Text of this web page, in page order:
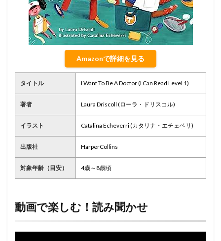
Amazonで詳細を見る
タイトル I Want To Be A Doctor (I Can Read Level 1)
著者 Laura Driscoll (ローラ・ドリスコル)
イラスト Catalina Echeverri (カタリナ・エチェベリ)
出版社 HarperCollins
対象年齢（目安） 4歳～8歳頃
動画で楽しむ！読み聞かせ